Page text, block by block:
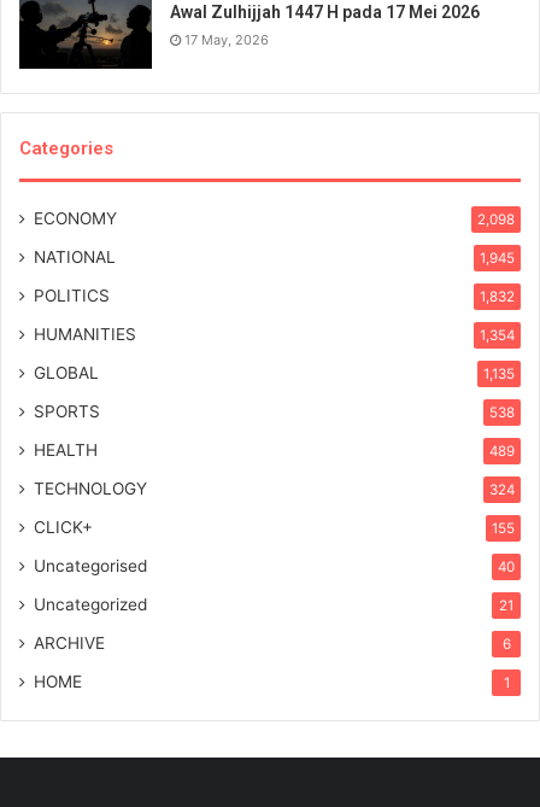
Awal Zulhijjah 1447 H pada 17 Mei 2026
17 May, 2026
Categories
ECONOMY 2,098
NATIONAL 1,945
POLITICS 1,832
HUMANITIES 1,354
GLOBAL 1,135
SPORTS 538
HEALTH 489
TECHNOLOGY 324
CLICK+ 155
Uncategorised 40
Uncategorized 21
ARCHIVE 6
HOME 1